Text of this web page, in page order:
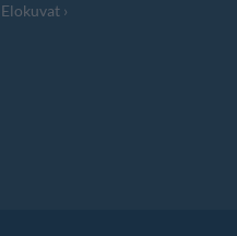
Elokuvat